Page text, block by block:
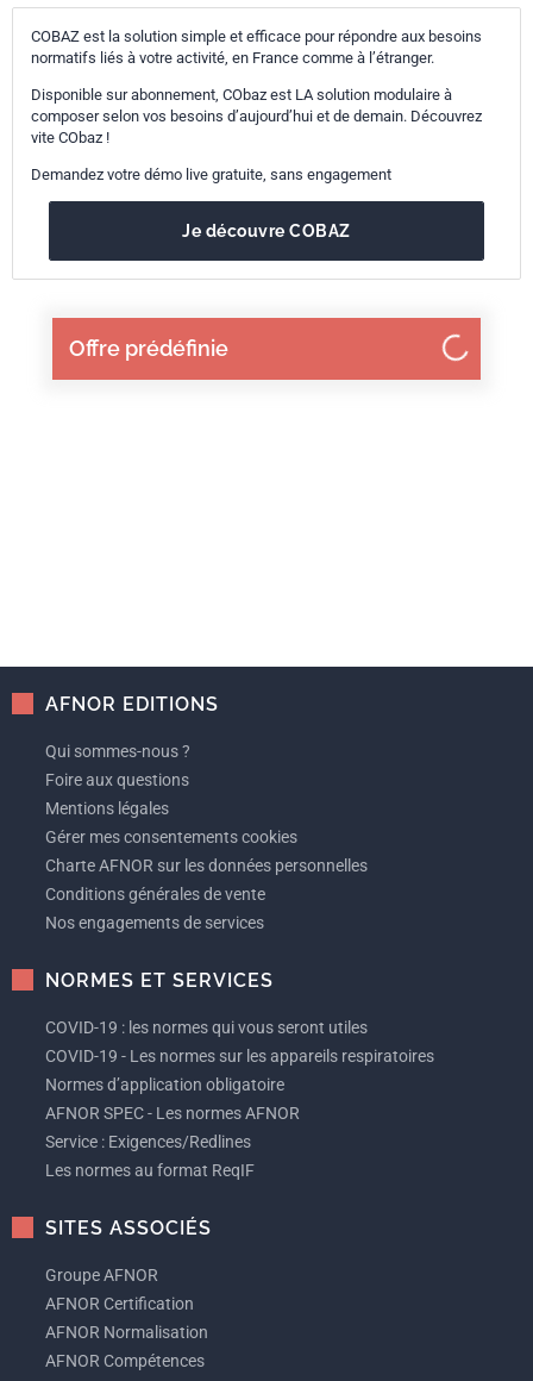
Offre prédéfinie
COBAZ est la solution simple et efficace pour répondre aux besoins
normatifs liés à votre activité, en France comme à l’étranger.
Disponible sur abonnement, CObaz est LA solution modulaire à
composer selon vos besoins d’aujourd’hui et de demain. Découvrez
vite CObaz !
Demandez votre démo live gratuite, sans engagement
Je découvre COBAZ
AFNOR EDITIONS
Qui sommes-nous ?
Foire aux questions
Mentions légales
Gérer mes consentements cookies
Charte AFNOR sur les données personnelles
Conditions générales de vente
Nos engagements de services
NORMES ET SERVICES
COVID-19 : les normes qui vous seront utiles
COVID-19 - Les normes sur les appareils respiratoires
Normes d’application obligatoire
AFNOR SPEC - Les normes AFNOR
Service : Exigences/Redlines
Les normes au format ReqIF
SITES ASSOCIÉS
Groupe AFNOR
AFNOR Certification
AFNOR Normalisation
AFNOR Compétences